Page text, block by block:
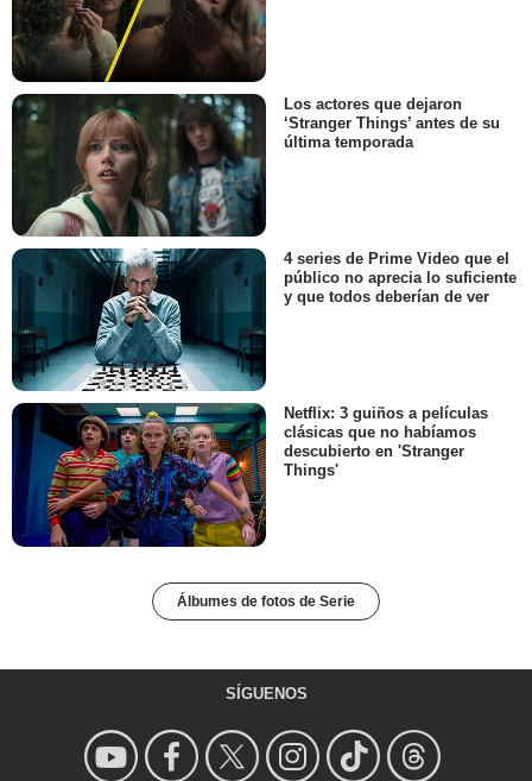
Los actores que dejaron
‘Stranger Things’ antes de su
última temporada
4 series de Prime Video que el
público no aprecia lo suficiente
y que todos deberían de ver
Netflix: 3 guiños a películas
clásicas que no habíamos
descubierto en 'Stranger
Things'
Álbumes de fotos de Serie
SÍGUENOS